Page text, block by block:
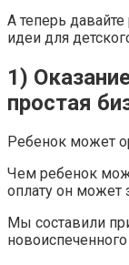
А теперь
идеи для
1)
простая
Ребенок может
Чем ребенок
оплату он может
Мы составили